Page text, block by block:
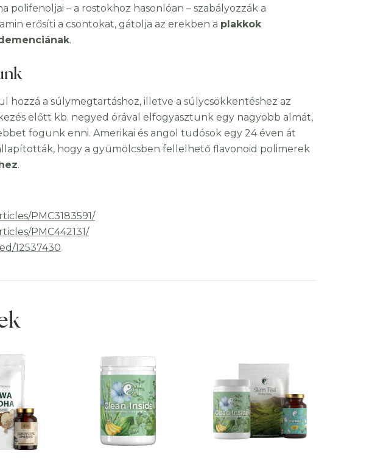
polifenoljai – a rostokhoz hasonlóan – szabályozzák a
erősíti a csontokat, gátolja az erekben a plakkok
.
hozzá a súlymegtartáshoz, illetve a súlycsökkentéshez az
előtt kb. negyed órával elfogyasztunk egy nagyobb almát,
fogunk enni. Amerikai és angol tudósok egy 24 éven át
hogy a gyümölcsben fellelhető flavonoid polimerek
.
PMC3183591/
PMC442131/
12537430